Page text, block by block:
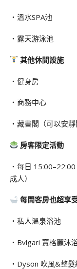
・溫水SPA池
・露天游泳池
其他休閒設施
・健身房
・商務中心
・藏書閣（可以安靜
房客限定活動
・每日
成人）
每間客房也超享
・私人溫泉浴池
・Bvlgari 寶格麗沐
・Dyson 吹風&整髮